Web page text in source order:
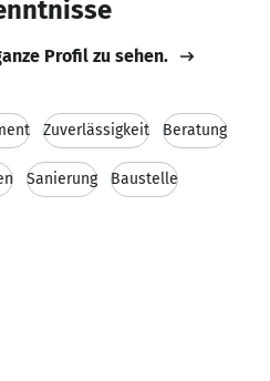
Profil zu sehen.
Zuverlässigkeit Beratung
Sanierung Baustelle